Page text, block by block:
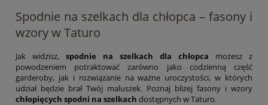
Spodnie na szelkach dla chłopca – fasony i
wzory w Taturo
Jak widzisz, spodnie na szelkach dla chłopca możesz z
powodzeniem potraktować zarówno jako codzienną część
garderoby, jak i rozwiązanie na ważne uroczystości, w których
udział będzie brał Twój maluszek. Poznaj bliżej fasony i wzory
chłopięcych spodni na szelkach dostępnych w Taturo.